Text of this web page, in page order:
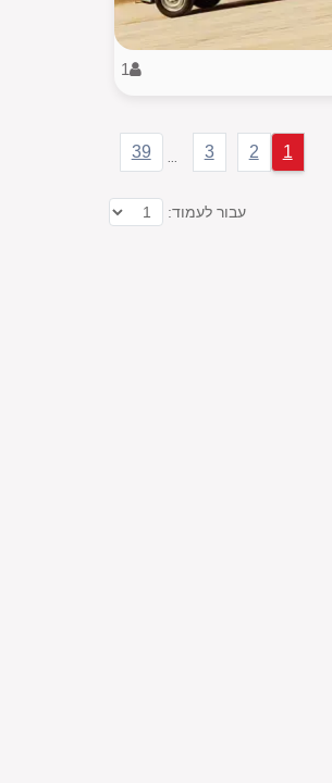
1
1
2
3
39
עבור לעמוד: